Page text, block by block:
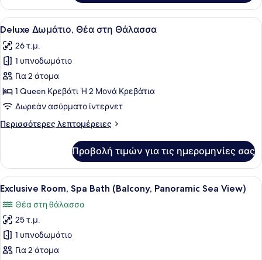
Δωμάτιο
(Double),
Θέα
Θάλασσα
Προβολή
όλων
των
φωτογραφιών
για
Deluxe
Δωμάτιο,
στη
Κλινοσκεπάσματα υψηλής
11
Deluxe Δωμάτιο, Θέα στη Θάλασσα
26 τ.μ.
1 υπνοδωμάτιο
Για 2 άτομα
1 Queen Κρεβάτι Ή 2 Μονά Κρεβάτια
Δωρεάν ασύρματο ίντερνετ
Περισσότερες λεπτομέρειες
Περισσότερες
Δωμάτιο,
Θέα
στη
Προβολή τιμών για τις ημερομηνίες σας
Προβολή
όλων
των
φωτογραφιών
για
Exclusive
Ένας χώρος με πισίνα,
6
Exclusive Room, Spa Bath (Balcony, Panoramic Sea View)
Θέα στη θάλασσα
25 τ.μ.
1 υπνοδωμάτιο
Για 2 άτομα